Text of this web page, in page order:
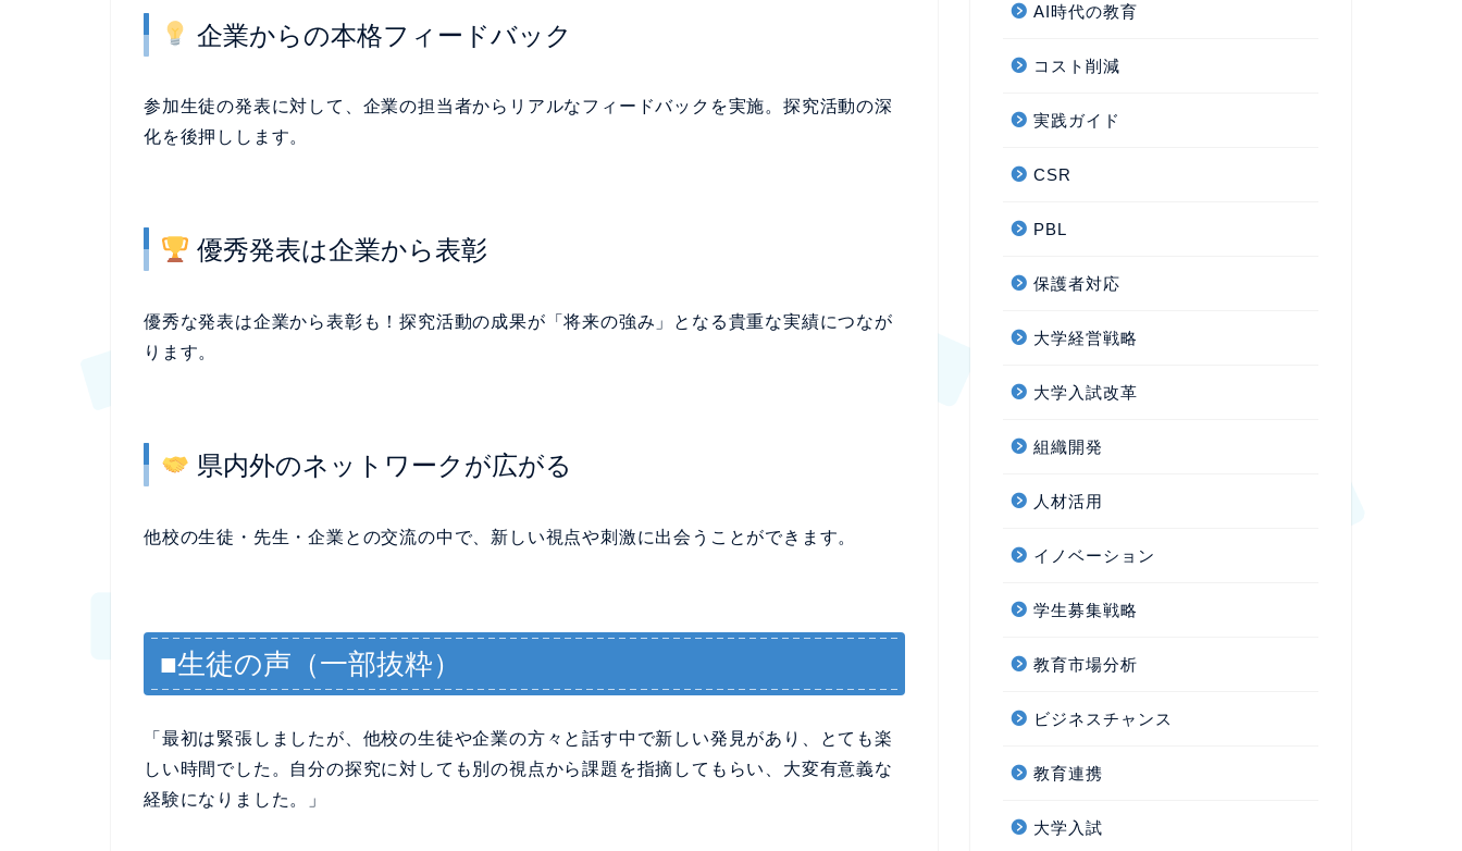
企業からの本格フィードバック
参加生徒の発表に対して、企業の担当者からリアルなフィードバックを実施。探究活動の深
化を後押しします。
優秀発表は企業から表彰
優秀な発表は企業から表彰も！探究活動の成果が「将来の強み」となる貴重な実績につなが
ります。
県内外のネットワークが広がる
他校の生徒・先生・企業との交流の中で、新しい視点や刺激に出会うことができます。
■生徒の声（一部抜粋）
「最初は緊張しましたが、他校の生徒や企業の方々と話す中で新しい発見があり、とても楽
しい時間でした。自分の探究に対しても別の視点から課題を指摘してもらい、大変有意義な
経験になりました。」
AI時代の教育
コスト削減
実践ガイド
CSR
PBL
保護者対応
大学経営戦略
大学入試改革
組織開発
人材活用
イノベーション
学生募集戦略
教育市場分析
ビジネスチャンス
教育連携
大学入試